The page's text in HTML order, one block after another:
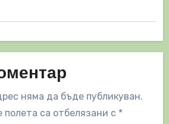
няма да бъде публикуван.
са отбелязани с *